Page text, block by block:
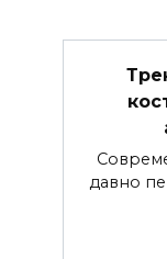
давно